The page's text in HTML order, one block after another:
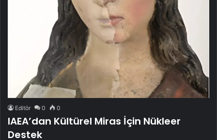
Editör 0 0
IAEA’dan Kültürel Miras İçin Nükleer
Destek